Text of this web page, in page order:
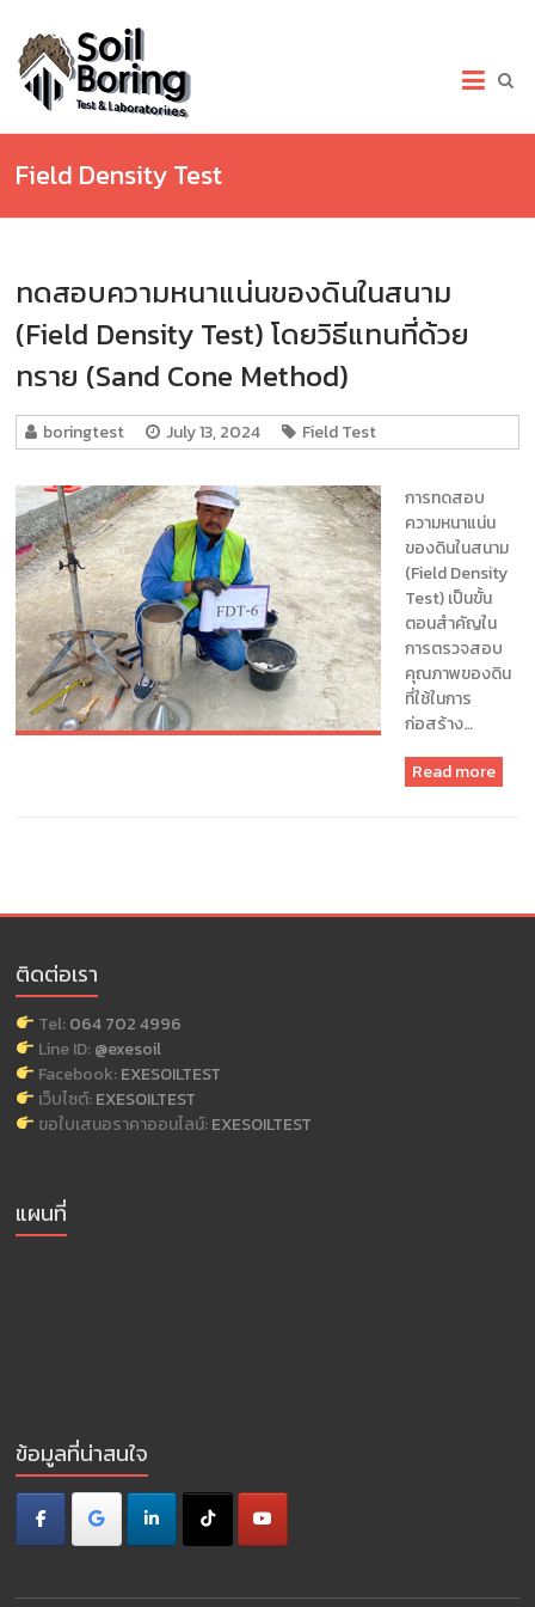
content
เจาะ
สำรวจ
ดิน.com
เจาะ
เจาะ
(Soil
Test)
เก็บ
ตัวอย่าง
ทดสอบ
ดิน
แนะนำ
ข้อมูล
เพื่อ
การ
ออกแบบ
ฐานราก
บจก.เอ็กซ์
เพิร์ท
ซอ
ริ่ง
Field Density Test
ทดสอบความหนาแน่นของดินในสนาม
(Field Density Test) โดยวิธีแทนที่ด้วย
ทราย (Sand Cone Method)
boringtest July 13, 2024 Field Test
การทดสอบ
ความหนาแน่น
ของดินในสนาม
(Field Density
Test) เป็นขั้น
ตอนสำคัญใน
การตรวจสอบ
คุณภาพของดิน
ที่ใช้ในการ
ก่อสร้าง…
Read more
ติดต่อเรา
Tel:064 702 4996
Line ID:@exesoil
Facebook:EXESOILTEST
เว็บไซต์:EXESOILTEST
ขอใบเสนอราคาออนไลน์:EXESOILTEST
แผนที่
ข้อมูลที่น่าสนใจ